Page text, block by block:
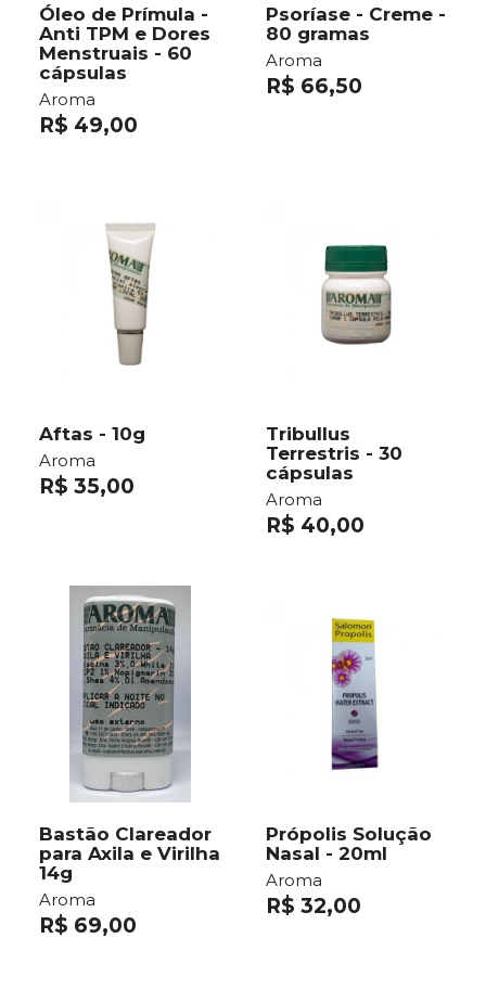
Óleo de Prímula -
Anti TPM e Dores
Menstruais - 60
cápsulas
Aroma
R$ 49,00
Psoríase - Creme -
80 gramas
Aroma
R$ 66,50
Aftas - 10g
Aroma
R$ 35,00
Tribullus
Terrestris - 30
cápsulas
Aroma
R$ 40,00
Bastão Clareador
para Axila e Virilha
14g
Aroma
R$ 69,00
Própolis Solução
Nasal - 20ml
Aroma
R$ 32,00